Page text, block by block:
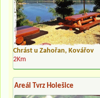
Chrást u Zahořan, Kovářov
2Km
Areál Tvrz Holešice